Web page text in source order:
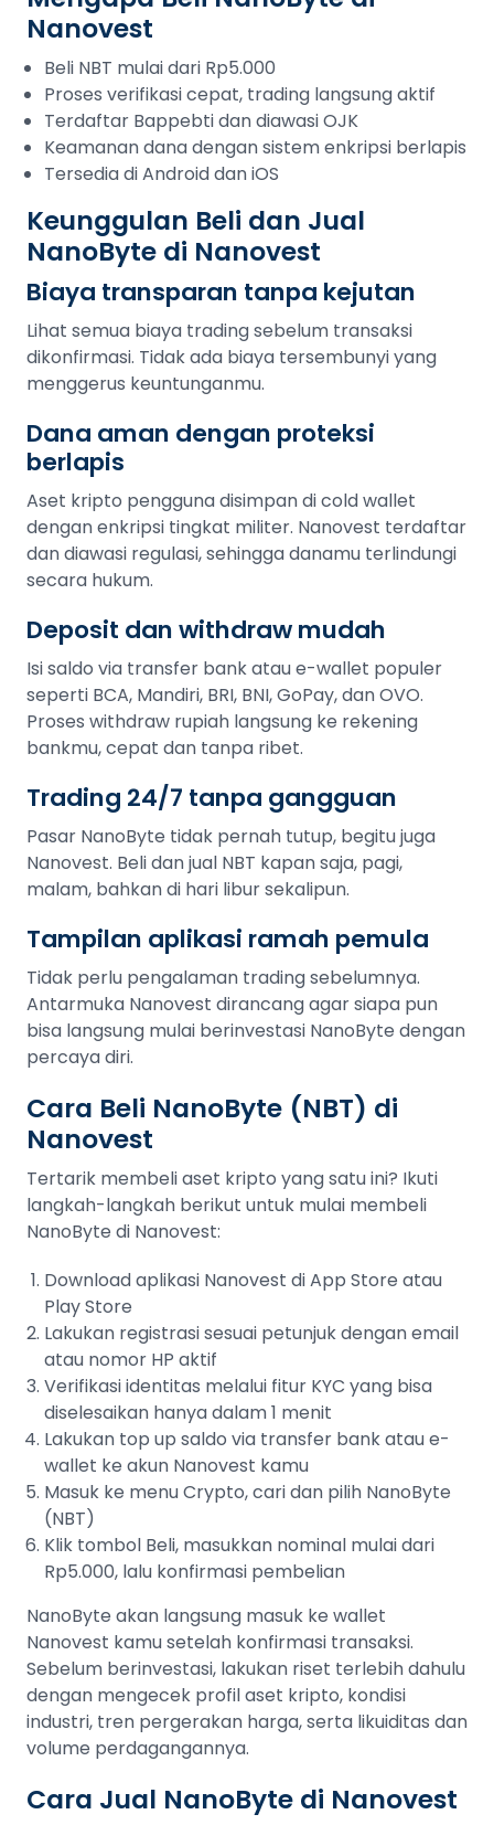
Nanovest
Beli NBT mulai dari Rp5.000
Proses verifikasi cepat, trading langsung aktif
Terdaftar Bappebti dan diawasi OJK
Keamanan dana dengan sistem enkripsi berlapis
Tersedia di Android dan iOS
Keunggulan Beli dan Jual
NanoByte di Nanovest
Biaya transparan tanpa kejutan
Lihat semua biaya trading sebelum transaksi
dikonfirmasi. Tidak ada biaya tersembunyi yang
menggerus keuntunganmu.
Dana aman dengan proteksi
berlapis
Aset kripto pengguna disimpan di cold wallet
dengan enkripsi tingkat militer. Nanovest terdaftar
dan diawasi regulasi, sehingga danamu terlindungi
secara hukum.
Deposit dan withdraw mudah
Isi saldo via transfer bank atau e-wallet populer
seperti BCA, Mandiri, BRI, BNI, GoPay, dan OVO.
Proses withdraw rupiah langsung ke rekening
bankmu, cepat dan tanpa ribet.
Trading 24/7 tanpa gangguan
Pasar NanoByte tidak pernah tutup, begitu juga
Nanovest. Beli dan jual NBT kapan saja, pagi,
malam, bahkan di hari libur sekalipun.
Tampilan aplikasi ramah pemula
Tidak perlu pengalaman trading sebelumnya.
Antarmuka Nanovest dirancang agar siapa pun
bisa langsung mulai berinvestasi NanoByte dengan
percaya diri.
Cara Beli NanoByte (NBT) di
Nanovest
Tertarik membeli aset kripto yang satu ini? Ikuti
langkah-langkah berikut untuk mulai membeli
NanoByte di Nanovest:
Download aplikasi Nanovest di App Store atau
Play Store
Lakukan registrasi sesuai petunjuk dengan email
atau nomor HP aktif
Verifikasi identitas melalui fitur KYC yang bisa
diselesaikan hanya dalam 1 menit
Lakukan top up saldo via transfer bank atau e-
wallet ke akun Nanovest kamu
Masuk ke menu Crypto, cari dan pilih NanoByte
(NBT)
Klik tombol Beli, masukkan nominal mulai dari
Rp5.000, lalu konfirmasi pembelian
NanoByte akan langsung masuk ke wallet
Nanovest kamu setelah konfirmasi transaksi.
Sebelum berinvestasi, lakukan riset terlebih dahulu
dengan mengecek profil aset kripto, kondisi
industri, tren pergerakan harga, serta likuiditas dan
volume perdagangannya.
Cara Jual NanoByte di Nanovest